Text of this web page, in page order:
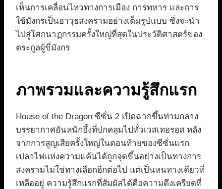
เห็นการเคลื่อนไหวทางการเมือง การทหาร และการ
ใช้มังกรเป็นอาวุธสงครามอย่างเต็มรูปแบบ ซึ่งจะนำ
ไปสู่โศกนาฏกรรมครั้งใหญ่ที่สุดในประวัติศาสตร์ของ
ตระกูลผู้ขี่มังกร
ภาพรวมและความรู้สึกแรก
House of the Dragon ซีซั่น 2 เปิดฉากขึ้นท่ามกลาง
บรรยากาศอันหนักอึ้งที่ปกคลุมไปทั่วเวสเทอรอส หลัง
จากการสูญเสียครั้งใหญ่ในตอนท้ายของซีซั่นแรก
เปลวไฟแห่งความแค้นได้ถูกจุดขึ้นอย่างเป็นทางการ
สงครามไม่ใช่ทางเลือกอีกต่อไป แต่เป็นหนทางเดียวที่
เหลืออยู่ ความรู้สึกแรกที่สัมผัสได้คือความตึงเครียดที่